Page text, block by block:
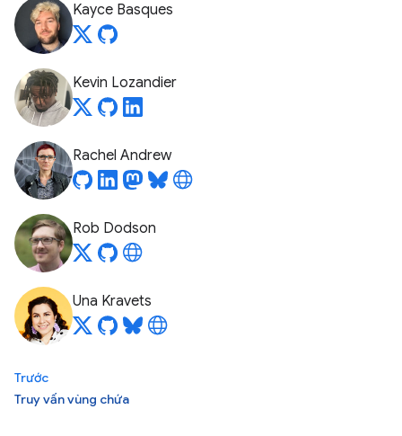
Kayce Basques
Kevin Lozandier
Rachel Andrew
Rob Dodson
Una Kravets
Trước
Truy vấn vùng chứa